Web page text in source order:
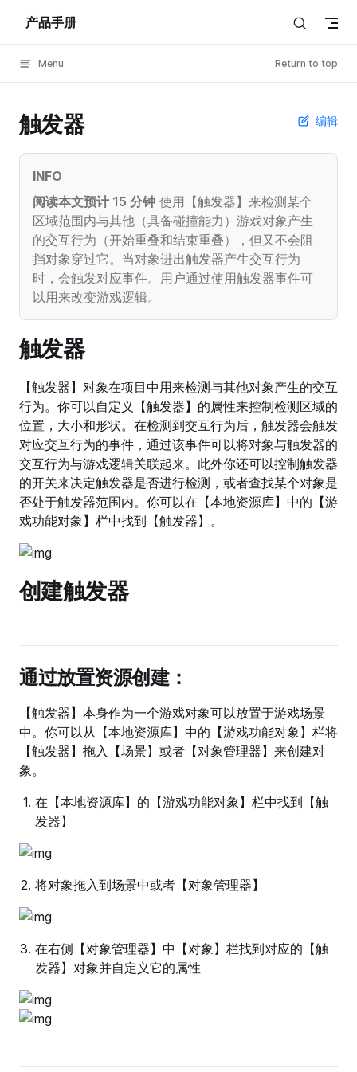
Skip to content
产品手册
Menu Return to top
编辑
触发器
INFO
阅读本文预计 15 分钟 使用【触发器】来检测某个
区域范围内与其他（具备碰撞能力）游戏对象产生
的交互行为（开始重叠和结束重叠），但又不会阻
挡对象穿过它。当对象进出触发器产生交互行为
时，会触发对应事件。用户通过使用触发器事件可
以用来改变游戏逻辑。
触发器
【触发器】对象在项目中用来检测与其他对象产生的交互
行为。你可以自定义【触发器】的属性来控制检测区域的
位置，大小和形状。在检测到交互行为后，触发器会触发
对应交互行为的事件，通过该事件可以将对象与触发器的
交互行为与游戏逻辑关联起来。此外你还可以控制触发器
的开关来决定触发器是否进行检测，或者查找某个对象是
否处于触发器范围内。你可以在【本地资源库】中的【游
戏功能对象】栏中找到【触发器】。
创建触发器
通过放置资源创建：
【触发器】本身作为一个游戏对象可以放置于游戏场景
中。你可以从【本地资源库】中的【游戏功能对象】栏将
【触发器】拖入【场景】或者【对象管理器】来创建对
象。
在【本地资源库】的【游戏功能对象】栏中找到【触
发器】
将对象拖入到场景中或者【对象管理器】
在右侧【对象管理器】中【对象】栏找到对应的【触
发器】对象并自定义它的属性